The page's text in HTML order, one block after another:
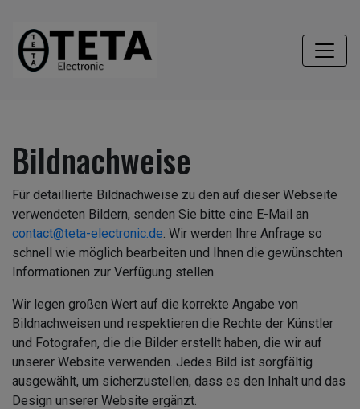
Bildnachweise
Für detaillierte Bildnachweise zu den auf dieser Webseite
verwendeten Bildern, senden Sie bitte eine E-Mail an
contact@teta-electronic.de. Wir werden Ihre Anfrage so
schnell wie möglich bearbeiten und Ihnen die gewünschten
Informationen zur Verfügung stellen.
Wir legen großen Wert auf die korrekte Angabe von
Bildnachweisen und respektieren die Rechte der Künstler
und Fotografen, die die Bilder erstellt haben, die wir auf
unserer Website verwenden. Jedes Bild ist sorgfältig
ausgewählt, um sicherzustellen, dass es den Inhalt und das
Design unserer Website ergänzt.